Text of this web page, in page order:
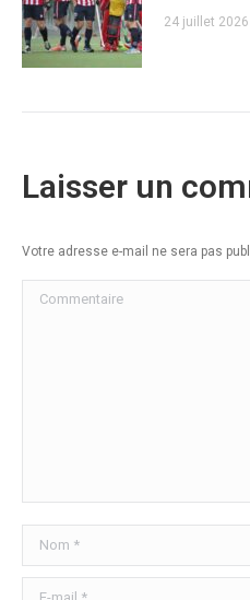
24 juillet 2026
Laisser un
Votre adresse e-mail ne sera pas
Commentaire
Nom *
E-mail *